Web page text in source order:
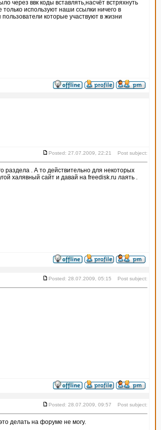
через ввк коды вставлять,насчёт встряхнуть
только используют наши ссылки ничего в
которые участвуют в жизни
Posted: 27.07.2009, 22:21 Post subject:
раздела . А то действительно для некоторых
халявный сайт и давай на freedisk.ru лаять .
Posted: 28.07.2009, 05:15 Post subject:
Posted: 28.07.2009, 09:57 Post subject:
делать на форуме не могу.